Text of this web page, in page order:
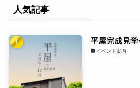
人気記事
平屋完成見学
イベント案内